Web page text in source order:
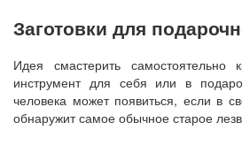
Заготовки для
Идея смастерить самостоятельно
инструмент для себя или в
человека может появиться, если в
обнаружит самое обычное старое